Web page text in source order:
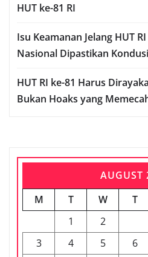
HUT ke-81 RI
Isu Keamanan Jelang HUT
Nasional Dipastikan
HUT RI ke-81 Harus
Bukan Hoaks yang
AUGUST
M
T W T
1
2
3
4 5 6